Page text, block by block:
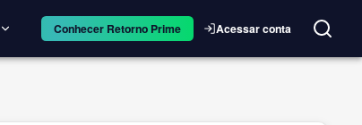
Conhecer Retorno Prime Acessar conta